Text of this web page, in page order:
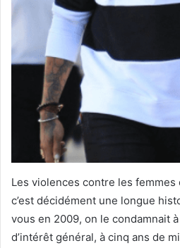
Les violences contre les
c’est décidément une longue
vous en 2009, on le condamnait
d’intérêt général, à cinq ans de